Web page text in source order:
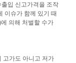
입 신고가격을 조작
이슈가 함께 있기 때
의해 처벌할 수가
고가도 아니고 저가